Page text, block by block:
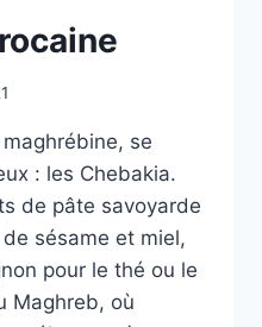
se
: les Chebakia.
de pâte savoyarde
sésame et miel,
pour le thé ou le
Maghreb, où